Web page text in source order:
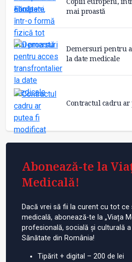
mai proastă
Demersuri pentru
la date medicale
Contractul cadru
Abonează-te la
Medicală!
Dacă vrei să fii la curent cu tot
medicală, abonează-te la „Viața
profesională, socială și culturală
Sănătate din România!
Tipărit + digital – 200 de lei